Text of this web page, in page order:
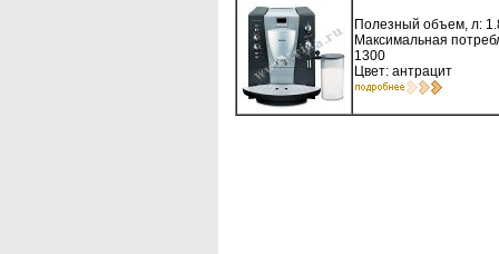
Полезный объем, л:
Максимальная
1300
Цвет: антрацит